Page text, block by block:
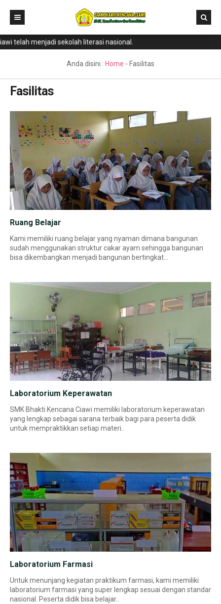
Home
Program Keahlian
Galeri
GTK & Siswa
PPDB
telah menjadi sekolah literasi nasional.
Anda disini : Home - Fasilitas
Fasilitas
Ruang Belajar
Kami memiliki ruang belajar yang nyaman dimana bangunan
sudah menggunakan struktur cakar ayam sehingga bangunan
bisa dikembangkan menjadi bangunan bertingkat...
Laboratorium Keperawatan
SMK Bhakti Kencana Ciawi memiliki laboratorium keperawatan
yang lengkap sebagai sarana terbaik bagi para peserta didik
untuk mempraktikkan setiap materi..
Laboratorium Farmasi
Untuk menunjang kegiatan praktikum farmasi, kami memiliki
laboratorium farmasi yang super lengkap sesuai dengan standar
nasional. Peserta didik bisa belajar..